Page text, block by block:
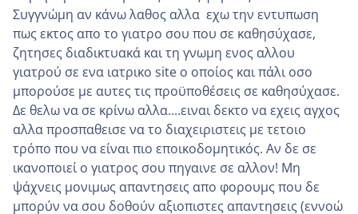
Συγγνώμη αν κάνω λαθος αλλα εχω την εντυπωση
πως εκτος απο το γιατρο σου που σε καθησύχασε,
ζητησες διαδικτυακά και τη γνωμη ενος αλλου
γιατρού σε ενα ιατρικο site ο οποίος και πάλι οσο
μπορούσε με αυτες τις προϋποθέσεις σε καθησύχασε.
Δε θελω να σε κρίνω αλλα....ειναι δεκτο να εχεις αγχος
αλλα προσπαθεισε να το διαχειριστεις με τετοιο
τρόπο που να είναι πιο εποικοδομητικός. Αν δε σε
ικανοποιεί ο γιατρος σου πηγαινε σε αλλον! Μη
ψάχνεις μονιμως απαντησεις απο φορουμς που δε
μπορύν να σου δοθούν αξιοπιστες απαντησεις (εννοώ